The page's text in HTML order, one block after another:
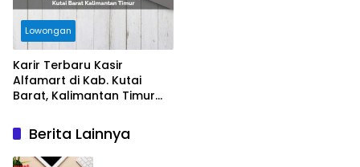
Lowongan
Karir Terbaru Kasir
Alfamart di Kab. Kutai
Barat, Kalimantan Timur
Berita Lainnya